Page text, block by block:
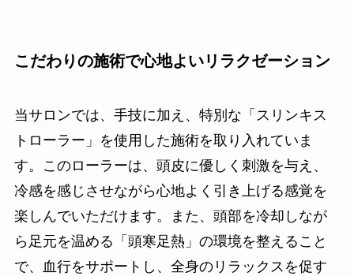
こだわりの施術で心地よいリラクゼーション
当サロンでは、手技に加え、特別な「スリンキス
トローラー」を使用した施術を取り入れていま
す。このローラーは、頭皮に優しく刺激を与え、
冷感を感じさせながら心地よく引き上げる感覚を
楽しんでいただけます。また、頭部を冷却しなが
ら足元を温める「頭寒足熱」の環境を整えること
で、血行をサポートし、全身のリラックスを促す